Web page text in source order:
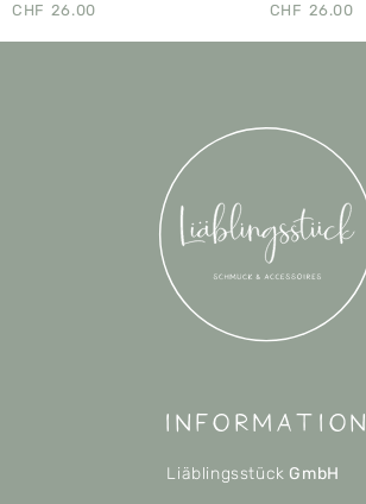
CHF 26.00 CHF 26.00
Information
Liäblingsstück GmbH